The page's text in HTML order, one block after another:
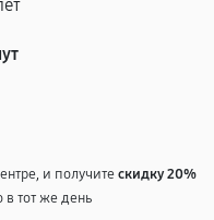
и получитескидку 20%
в тот же день